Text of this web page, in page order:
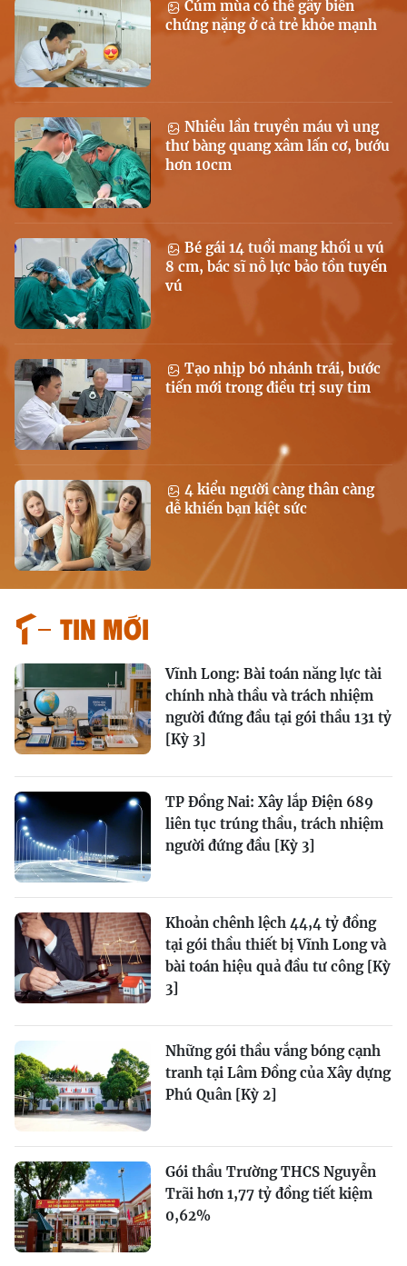
Cúm mùa có thể gây biến
chứng nặng ở cả trẻ khỏe mạnh
Nhiều lần truyền máu vì ung
thư bàng quang xâm lấn cơ, bướu
hơn 10cm
Bé gái 14 tuổi mang khối u vú
8 cm, bác sĩ nỗ lực bảo tồn tuyến
vú
Tạo nhịp bó nhánh trái, bước
tiến mới trong điều trị suy tim
4 kiểu người càng thân càng
dễ khiến bạn kiệt sức
Tin mới
Vĩnh Long: Bài toán năng lực tài
chính nhà thầu và trách nhiệm
người đứng đầu tại gói thầu 131 tỷ
[Kỳ 3]
TP Đồng Nai: Xây lắp Điện 689
liên tục trúng thầu, trách nhiệm
người đứng đầu [Kỳ 3]
Khoản chênh lệch 44,4 tỷ đồng
tại gói thầu thiết bị Vĩnh Long và
bài toán hiệu quả đầu tư công [Kỳ
3]
Những gói thầu vắng bóng cạnh
tranh tại Lâm Đồng của Xây dựng
Phú Quân [Kỳ 2]
Gói thầu Trường THCS Nguyễn
Trãi hơn 1,77 tỷ đồng tiết kiệm
0,62%